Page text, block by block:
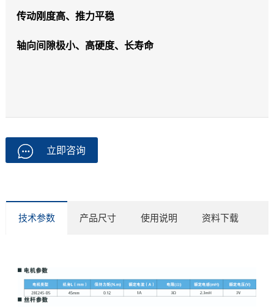
传动刚度高、推力平稳
轴向间隙极小、高硬度、长寿命
立即咨询
技术参数 产品尺寸 使用说明 资料下载